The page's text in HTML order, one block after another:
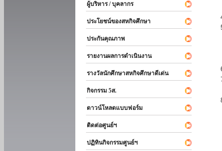
ผู้บริหาร / บุคลากร
ประโยชน์ของสหกิจศึกษา
ประกันคุณภาพ
รายงานผลการดำเนินงาน
รางวัลนักศึกษาสหกิจศึกษาดีเด่น
กิจกรรม 5ส.
ดาวน์โหลดแบบฟอร์ม
ติดต่อศูนย์ฯ
ปฏิทินกิจกรรมศูนย์ฯ